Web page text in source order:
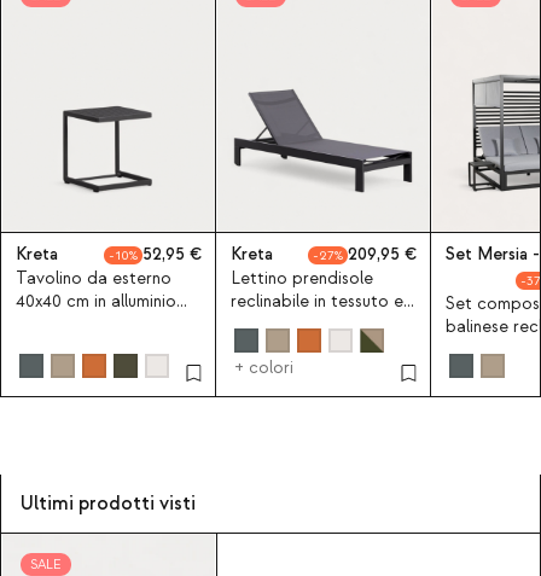
Kreta 10
52,95
Tavolino da esterno
40x40 cm in alluminio
Kreta 27
209,95
Lettino prendisole
reclinabile in tessuto e
alluminio New Kreta
+ colori
Set Mersia
37
Set
balinese
Mersia e 2
kreta
Ultimi prodotti visti
SALE